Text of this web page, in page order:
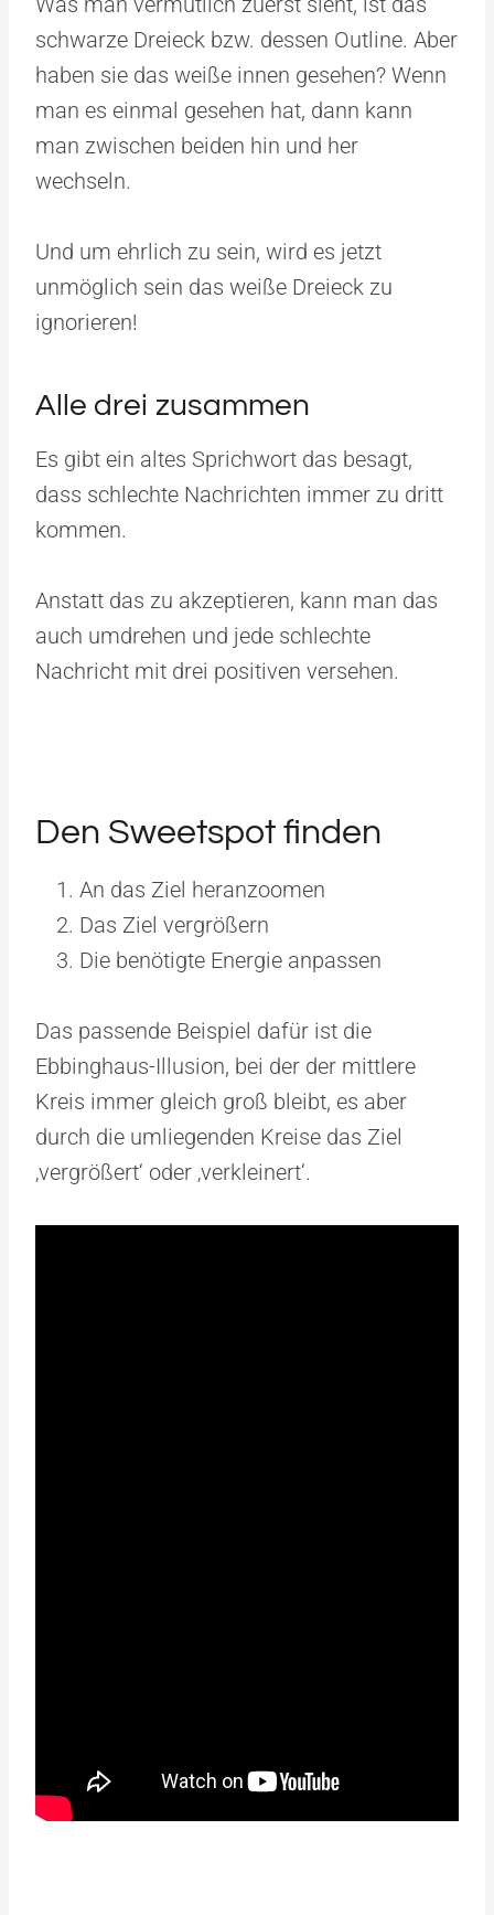
schwarze Dreieck bzw. dessen Outline. Aber
haben sie das weiße innen gesehen? Wenn
man es einmal gesehen hat, dann kann
man zwischen beiden hin und her
wechseln.
Und um ehrlich zu sein, wird es jetzt
unmöglich sein das weiße Dreieck zu
ignorieren!
Alle drei zusammen
Es gibt ein altes Sprichwort das besagt,
dass schlechte Nachrichten immer zu dritt
kommen.
Anstatt das zu akzeptieren, kann man das
auch umdrehen und jede schlechte
Nachricht mit drei positiven versehen.
Den Sweetspot finden
An das Ziel heranzoomen
Das Ziel vergrößern
Die benötigte Energie anpassen
Das passende Beispiel dafür ist die
Ebbinghaus-Illusion, bei der der mittlere
Kreis immer gleich groß bleibt, es aber
durch die umliegenden Kreise das Ziel
‚vergrößert‘ oder ‚verkleinert‘.